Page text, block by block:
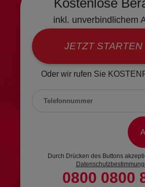
2-IN-1
SICHERHEITSKAMERA
RAUCHMELDER
SICHERHEITSRATGEBER
HILFE & KONTAKT
HÄUFIG GESTELLTE
EINBRUCH-TRACKER
Kostenlose
inkl. unverbindlichem
JETZT STARTEN
Oder wir rufen Sie
Durch Drücken des Buttons
0800 0800